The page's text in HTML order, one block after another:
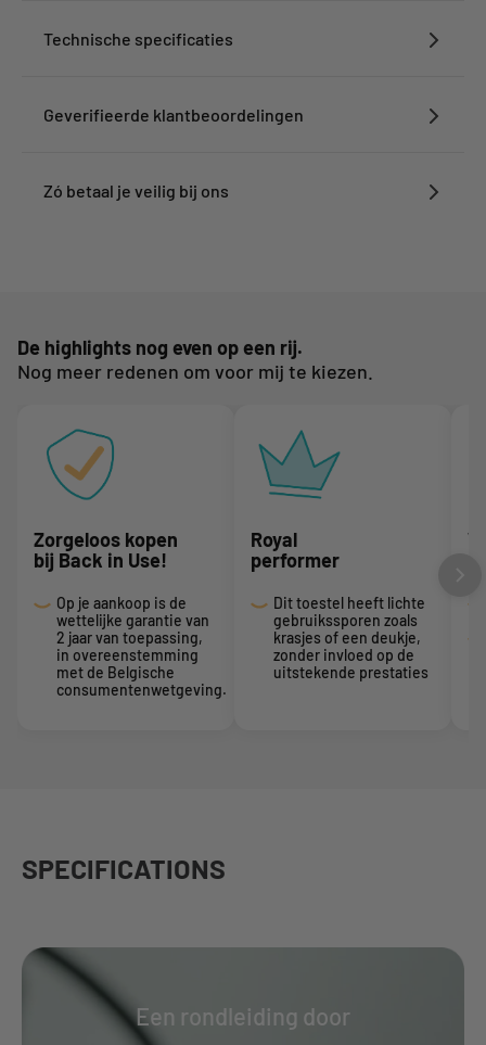
Technische specificaties
Geverifieerde klantbeoordelingen
Zó betaal je veilig bij ons
De highlights nog even op een rij.
Nog meer redenen om voor mij te kiezen.
Zorgeloos kopen
bij Back in Use!
Op je aankoop is de
wettelijke garantie van
2 jaar van toepassing,
in overeenstemming
met de Belgische
consumentenwetgeving.
Royal
performer
Dit toestel heeft lichte
gebruikssporen zoals
krasjes of een deukje,
zonder invloed op de
uitstekende prestaties
SPECIFICATIONS
Een rondleiding door